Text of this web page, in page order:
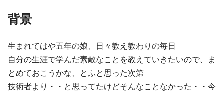
背景
生まれてはや五年の娘、日々教え教わりの毎日
自分の生涯で学んだ素敵なことを教えていきたいので、ま
とめておこうかな、とふと思った次第
技術者より・・と思ってたけどそんなことなかった・・今